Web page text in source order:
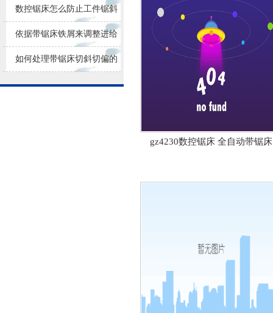
损耗
数控锯床怎么防止工件锯斜
依据带锯床铁屑来调整进给
量大小
如何处理带锯床切斜切偏的
问题？
gz4230数控锯床 全自动带锯床